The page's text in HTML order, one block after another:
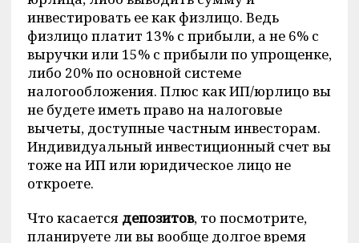
инвестировать ее как физлицо. Ведь
физлицо платит 13% с прибыли, а не 6% с
выручки или 15% с прибыли по упрощенке,
либо 20% по основной системе
налогообложения. Плюс как ИП/юрлицо вы
не будете иметь право на налоговые
вычеты, доступные частным инвесторам.
Индивидуальный инвестиционный счет вы
тоже на ИП или юридическое лицо не
откроете.
Что касается депозитов, то посмотрите,
планируете ли вы вообще долгое время